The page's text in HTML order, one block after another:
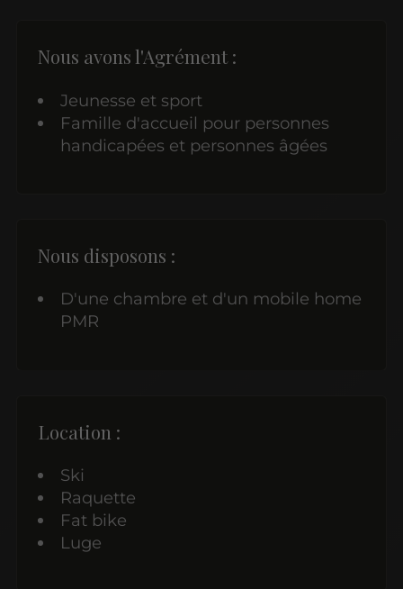
Nous avons l'Agrément :
Jeunesse et sport
Famille d'accueil pour personnes
handicapées et personnes âgées
Nous disposons :
D'une chambre et d'un mobile home
PMR
Location :
Ski
Raquette
Fat bike
Luge​​​​​​